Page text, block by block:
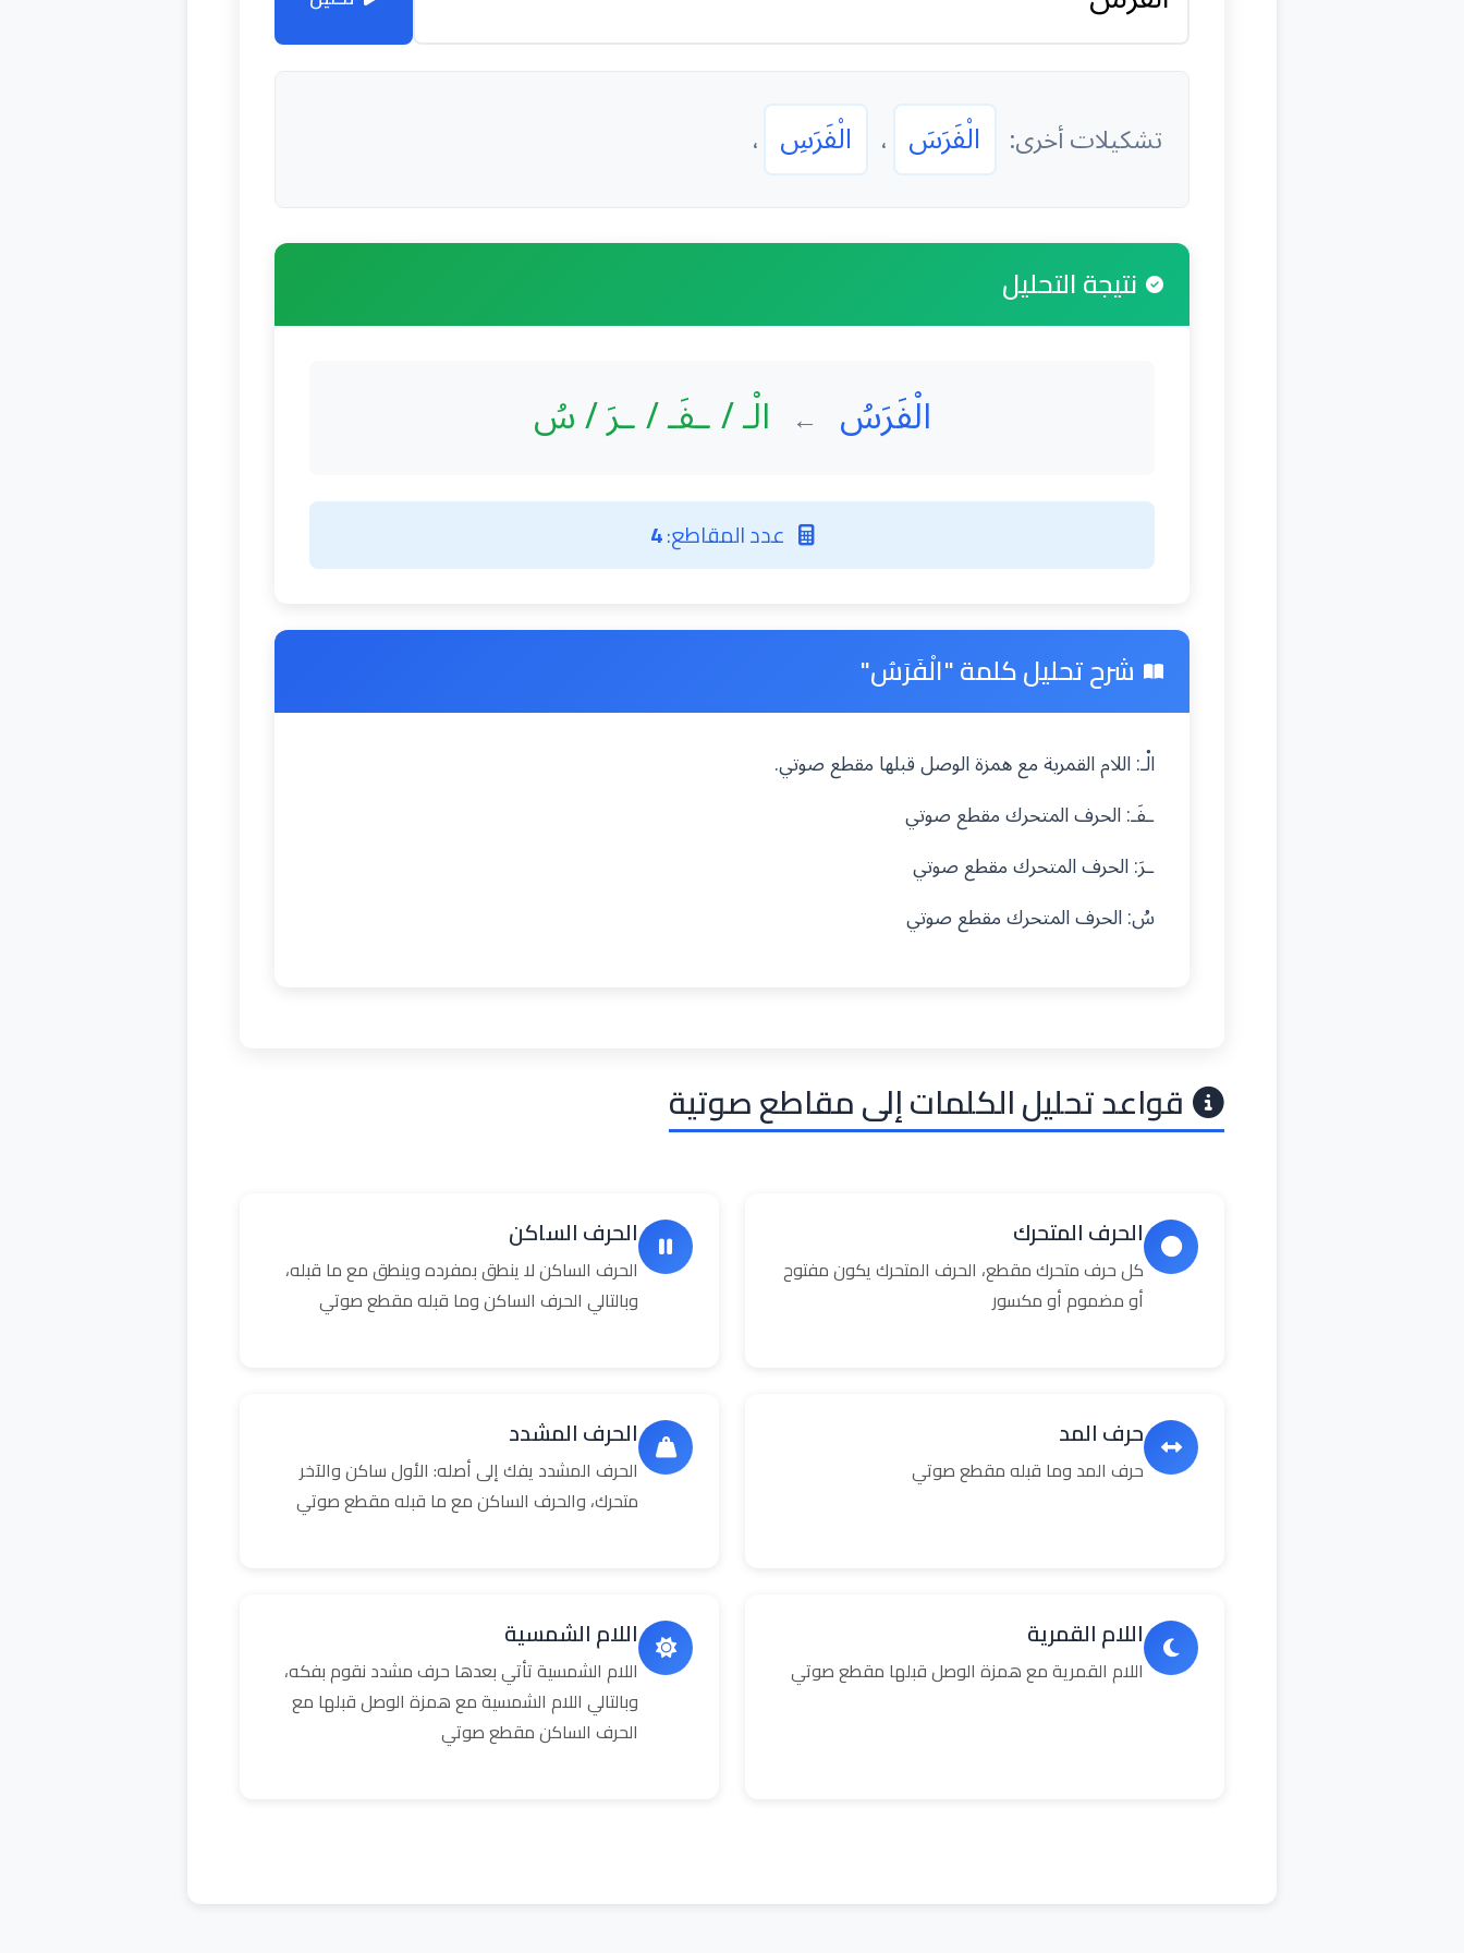
تشكيلات أخرى: الْفَرَسَ ، الْفَرَسِ ،
نتيجة التحليل
الْفَرَسُ ← الْـ / ـفَـ / ـرَ / سُ
عدد المقاطع:4
شرح تحليل كلمة "الْفَرَسُ"
الْـ: اللام القمرية مع همزة الوصل قبلها مقطع صوتي.
ـفَـ: الحرف المتحرك مقطع صوتي
ـرَ: الحرف المتحرك مقطع صوتي
سُ: الحرف المتحرك مقطع صوتي
قواعد تحليل الكلمات إلى مقاطع صوتية
الحرف المتحرك
كل حرف متحرك مقطع، الحرف المتحرك يكون مفتوح
أو مضموم أو مكسور
الحرف الساكن
الحرف الساكن لا ينطق بمفرده وينطق مع ما قبله،
وبالتالي الحرف الساكن وما قبله مقطع صوتي
حرف المد
حرف المد وما قبله مقطع صوتي
الحرف المشدد
الحرف المشدد يفك إلى أصله: الأول ساكن والآخر
متحرك، والحرف الساكن مع ما قبله مقطع صوتي
اللام القمرية
اللام القمرية مع همزة الوصل قبلها مقطع صوتي
اللام الشمسية
اللام الشمسية تأتي بعدها حرف مشدد نقوم بفكه،
وبالتالي اللام الشمسية مع همزة الوصل قبلها مع
الحرف الساكن مقطع صوتي